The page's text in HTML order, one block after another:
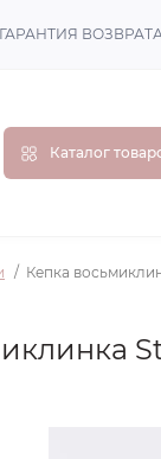
ГАРАНТИЯ
Каталог
Кепка